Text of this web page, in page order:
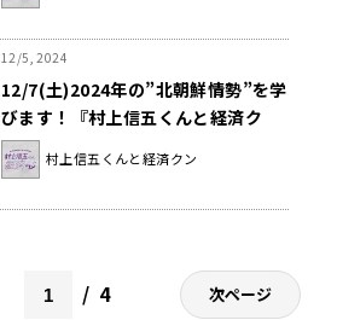
12/5, 2024
12/7(土)2024年の”北朝鮮情勢”を学
びます！『村上信五くんと経済ク
ン』
村上信五くんと経済クン
4 次ページ